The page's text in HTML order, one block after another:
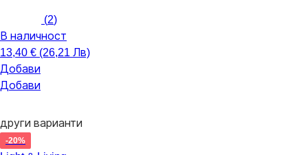
(2)
В наличност
13,40 € (26,21 Лв)
Добави
Добави
други варианти
-20%